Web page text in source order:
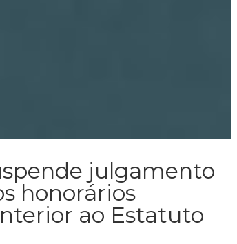
julgamento
honorários
ao Estatuto